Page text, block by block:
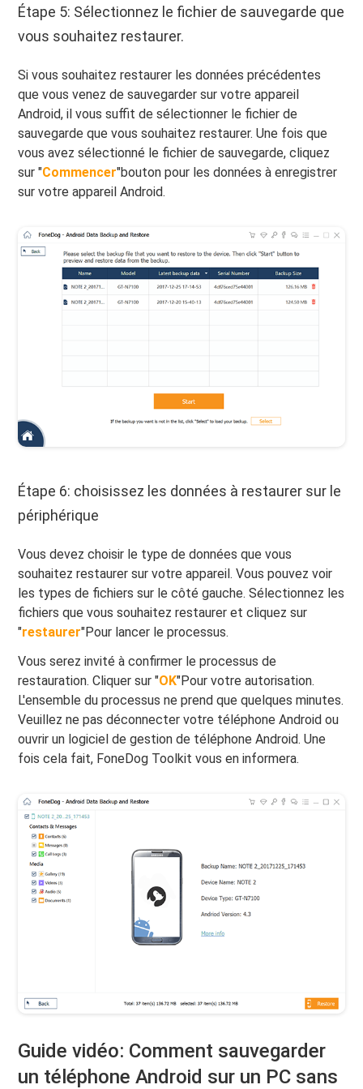
Étape 5: Sélectionnez le fichier de sauvegarde que
vous souhaitez restaurer.
Si vous souhaitez restaurer les données précédentes
que vous venez de sauvegarder sur votre appareil
Android, il vous suffit de sélectionner le fichier de
sauvegarde que vous souhaitez restaurer. Une fois que
vous avez sélectionné le fichier de sauvegarde, cliquez
sur "Commencer"bouton pour les données à enregistrer
sur votre appareil Android.
Étape 6: choisissez les données à restaurer sur le
périphérique
Vous devez choisir le type de données que vous
souhaitez restaurer sur votre appareil. Vous pouvez voir
les types de fichiers sur le côté gauche. Sélectionnez les
fichiers que vous souhaitez restaurer et cliquez sur
"restaurer"Pour lancer le processus.
Vous serez invité à confirmer le processus de
restauration. Cliquer sur "OK"Pour votre autorisation.
L'ensemble du processus ne prend que quelques minutes.
Veuillez ne pas déconnecter votre téléphone Android ou
ouvrir un logiciel de gestion de téléphone Android. Une
fois cela fait, FoneDog Toolkit vous en informera.
Guide vidéo: Comment sauvegarder
un téléphone Android sur un PC sans